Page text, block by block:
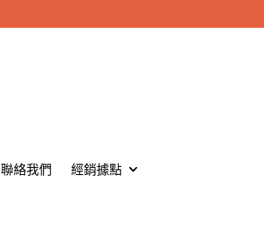
聯絡我們 經銷據點